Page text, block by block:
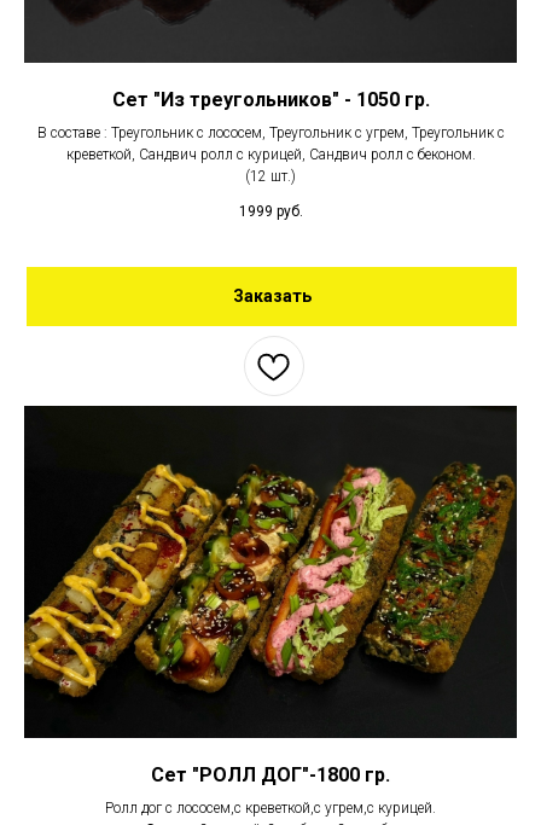
Сет "Из треугольников" - 1050 гр.
В составе : Треугольник с лососем, Треугольник с угрем, Треугольник с
креветкой, Сандвич ролл с курицей, Сандвич ролл с беконом.
(12 шт.)
1999 руб.
Заказать
Сет "РОЛЛ ДОГ"-1800 гр.
Ролл дог с лососем,с креветкой,с угрем,с курицей.